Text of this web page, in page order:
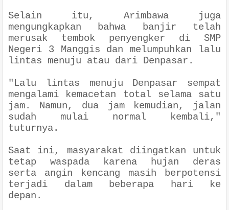
Selain itu, Arimbawa juga
mengungkapkan bahwa banjir telah
merusak tembok penyengker di SMP
Negeri 3 Manggis dan melumpuhkan lalu
lintas menuju atau dari Denpasar.
"Lalu lintas menuju Denpasar sempat
mengalami kemacetan total selama satu
jam. Namun, dua jam kemudian, jalan
sudah mulai normal kembali,"
tuturnya.
Saat ini, masyarakat diingatkan untuk
tetap waspada karena hujan deras
serta angin kencang masih berpotensi
terjadi dalam beberapa hari ke
depan.